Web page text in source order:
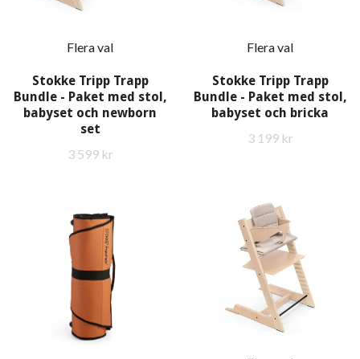
Flera val
Stokke Tripp Trapp
Bundle - Paket med stol,
babyset och newborn
set
3 599 kr
Flera val
Stokke Tripp Trapp
Bundle - Paket med stol,
babyset och bricka
3 199 kr